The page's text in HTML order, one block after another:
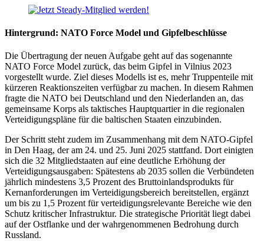
Hintergrund: NATO Force Model und Gipfelbeschlüsse
Die Übertragung der neuen Aufgabe geht auf das sogenannte
NATO Force Model zurück, das beim Gipfel in Vilnius 2023
vorgestellt wurde. Ziel dieses Modells ist es, mehr Truppenteile mit
kürzeren Reaktionszeiten verfügbar zu machen. In diesem Rahmen
fragte die NATO bei Deutschland und den Niederlanden an, das
gemeinsame Korps als taktisches Hauptquartier in die regionalen
Verteidigungspläne für die baltischen Staaten einzubinden.
Der Schritt steht zudem im Zusammenhang mit dem NATO-Gipfel
in Den Haag, der am 24. und 25. Juni 2025 stattfand. Dort einigten
sich die 32 Mitgliedstaaten auf eine deutliche Erhöhung der
Verteidigungsausgaben: Spätestens ab 2035 sollen die Verbündeten
jährlich mindestens 3,5 Prozent des Bruttoinlandsprodukts für
Kernanforderungen im Verteidigungsbereich bereitstellen, ergänzt
um bis zu 1,5 Prozent für verteidigungsrelevante Bereiche wie den
Schutz kritischer Infrastruktur. Die strategische Priorität liegt dabei
auf der Ostflanke und der wahrgenommenen Bedrohung durch
Russland.